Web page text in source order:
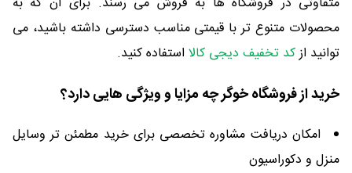
محصولات متنوع تر با قیمتی مناسب دسترسی داشته باشید، می
توانید ازکد تخفیف دیجی کالا استفاده کنید.
خرید از فروشگاه خوگر چه مزایا و ویژگی هایی دارد؟
امکان دریافت مشاوره تخصصی برای خرید مطمئن تر وسایل
منزل و دکوراسیون